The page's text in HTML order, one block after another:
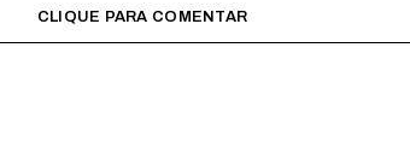
CLIQUE PARA COMENTAR